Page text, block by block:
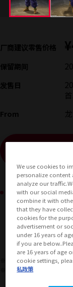
厂商建议零售价格
保留期间
发售日
From
商品可购买区域
JAPAN
(打开模式)
(打开
※本商品的对象年龄在15
※以上为日本的发售信息。
We use cookies to
personalize content
analyze our
with our social
combine it with
that they have
cookies for the
advertisement or
under 16 years of
if you are
are 16 years of age
cookie settings,
私政策